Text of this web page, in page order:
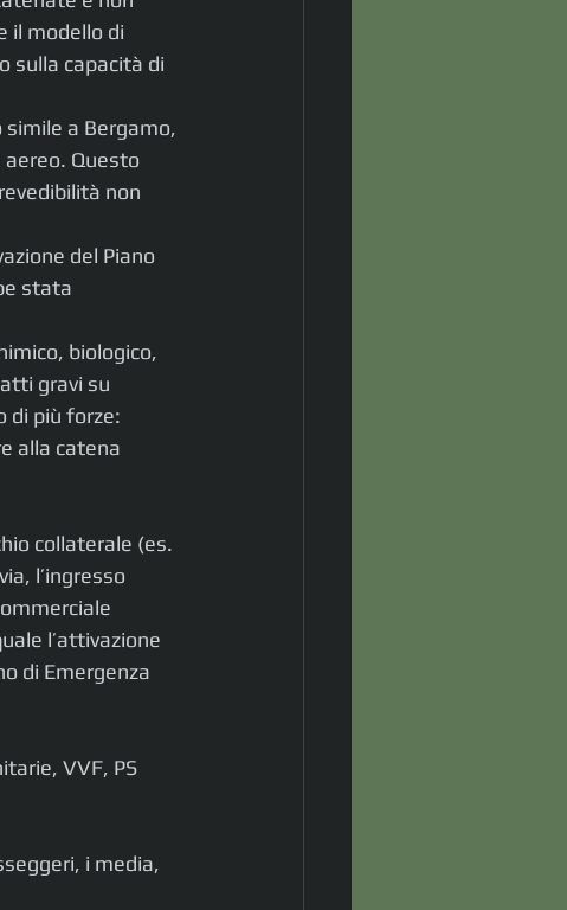
il modello di
sulla capacità di
a Bergamo,
Questo
non
del Piano
stata
biologico,
gravi su
di più forze:
alla catena
collaterale (es.
l’ingresso
l’attivazione
di Emergenza
VVF, PS
i media,